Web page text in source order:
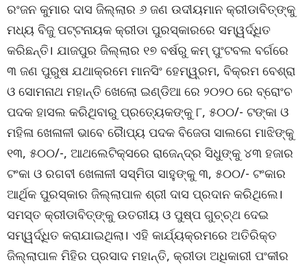
ରଂଜନ କୁମାର ଦାସ ଜିଲ୍ଲାର ୬ ଜଣ ଉଦୀୟମାନ କ୍ରୀଡାବିତ୍‌ଙ୍କୁ
ମଧ୍ୟ ବିଜୁ ପଟ୍ଟନାୟକ କ୍ରୀଡା ପୁରସ୍କାରରେ ସମ୍ୱର୍ଦ୍ଧିତ
କରିଛନ୍ତି। ଯାଜପୁର ଜିଲ୍ଲାର ୧୭ ବର୍ଷରୁ କମ୍ ପୁଂଟବଲ ବର୍ଗରେ
୩ ଜଣ ପୁରୁଷ ଯଥାକ୍ରମେ ମାନସିଂ ହେମ୍ୱ୍ରମ, ବିକ୍ରମ ବେଶ୍ରା
ଓ ସୋମନାଥ ମହାନ୍ତି ଖେଲୋ ଇଣ୍ଡିଆ ରେ ୨୦୨୦ ରେ ବ୍ରୋଂଚ
ପଦକ ହାସଲ କରିଥିବାରୁ ପ୍ରତ୍ୟେକଙ୍କୁ ୮, ୫୦୦/- ଟଙ୍କା ଓ
ମହିଳା ଖେଳାଳୀ ଭାବେ ରୈାପ୍ୟ ପଦକ ବିଜେତା ସାଲଗେ ମାଝିଙ୍କୁ
୧୩, ୫୦୦/-, ଆଥଲେଟିକ୍ସରେ ରାଜେନ୍ଦ୍ର ସିଧୁଙ୍କୁ ୪୩ ହଜାର
ଟଂକା ଓ ରଗବୀ ଖେଳାଳୀ ସସ୍ମିତା ସାହୁଙ୍କୁ ୩, ୫୦୦/- ଟଂକାର
ଆର୍ଥିକ ପୁରସ୍କାର ଜିଲ୍ଲାପାଳ ଶ୍ରୀ ଦାସ ପ୍ରଦାନ କରିଥିଲେ।
ସମସ୍ତ କ୍ରୀଡାବିତ୍‌ଙ୍କୁ ଉତରୀୟ ଓ ପୁଷ୍ପ ଗୁଚ୍ଚ୍ଥ ଦେଇ
ସମ୍ୱର୍ଦ୍ଧିତ କରାଯାଇଥିଲା। ଏହି କାର୍ଯ୍ୟକ୍ରମରେ ଅତିରିକ୍ତ
ଜିଲ୍ଲାପାଳ ମିହିର ପ୍ରସାଦ ମହାନ୍ତି, କ୍ରୀଡା ଅଧିକାରୀ ପଂକୀର